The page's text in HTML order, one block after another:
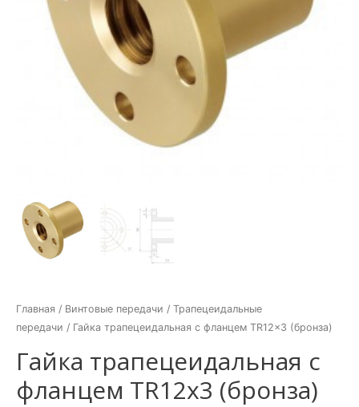
Главная / Винтовые передачи / Трапецеидальные
передачи / Гайка трапецеидальная c фланцем TR12x3 (бронза)
Гайка трапецеидальная c
фланцем TR12x3 (бронза)